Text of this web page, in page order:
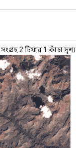
2 টিয়ার 1 কাঁচা দৃশ্য